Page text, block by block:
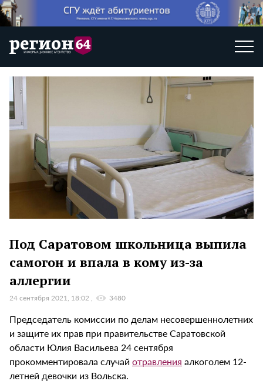
Под Саратовом школьница выпила
самогон и впала в кому из-за
аллергии
24 сентября 2021, 18:02 3480
Председатель комиссии по делам несовершеннолетних
и защите их прав при правительстве Саратовской
области Юлия Васильева 24 сентября
прокомментировала случай отравления алкоголем 12-
летней девочки из Вольска.